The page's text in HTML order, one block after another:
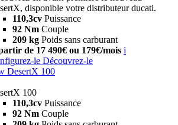
disponible votre distributeur ducati.
110,3cv Puissance
92 Nm Couple
209 kg Poids sans carburant
de 17 490€ ou 179€/mois i
le Découvrez-le
DesertX 100
100
110,3cv Puissance
92 Nm Couple